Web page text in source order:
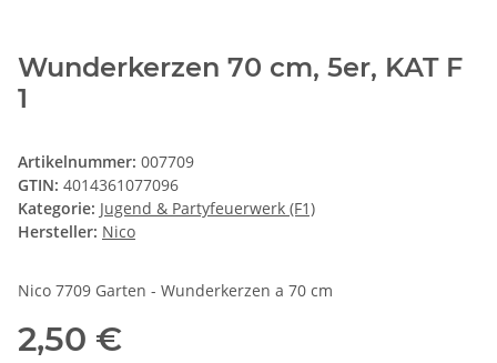
Wunderkerzen 70 cm, 5er, KAT F
1
Artikelnummer: 007709
GTIN: 4014361077096
Kategorie: Jugend & Partyfeuerwerk (F1)
Hersteller: Nico
Nico 7709 Garten - Wunderkerzen a 70 cm
2,50 €